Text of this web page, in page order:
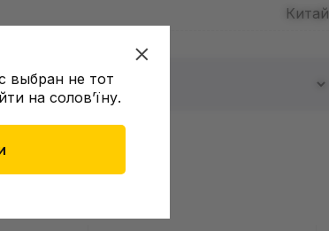
выбран не тот
на соловʼїну.
Китай